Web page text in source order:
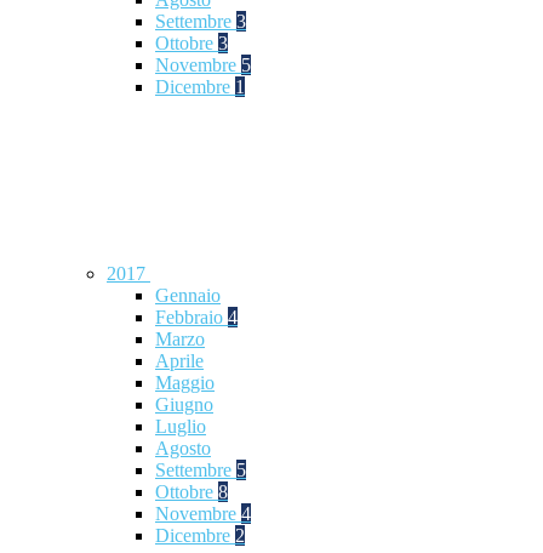
Settembre 3
Ottobre 3
Novembre 5
Dicembre 1
2017
Gennaio
Febbraio 4
Marzo
Aprile
Maggio
Giugno
Luglio
Agosto
Settembre 5
Ottobre 8
Novembre 4
Dicembre 2